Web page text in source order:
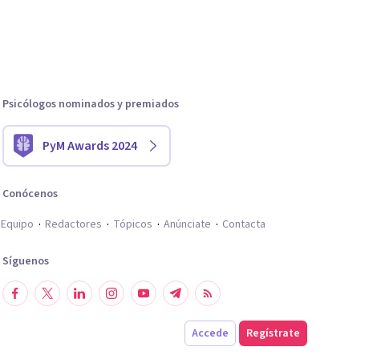
Psicólogos nominados y premiados
PyM Awards 2024
Conócenos
Equipo
Redactores Tópicos Anúnciate Contacta
Síguenos
Accede Regístrate